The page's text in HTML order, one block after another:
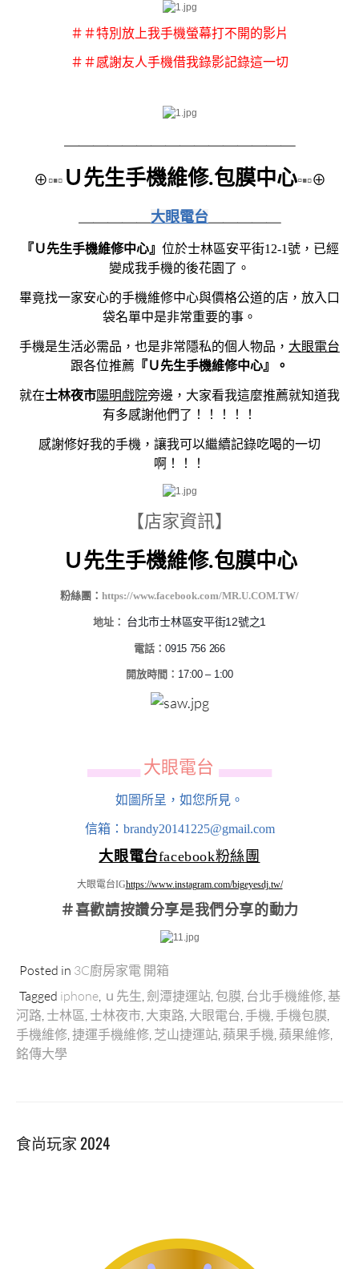
＃＃特別放上我手機螢幕打不開的影片
＃＃感謝友人手機借我錄影記錄這一切
⊕▫▪▫Ｕ先生手機維修.包膜中心▫▪▫⊕
大眼電台
『Ｕ先生手機維修中心』 位於士林區安平街12-1號，已經
變成我手機的後花園了。
畢竟找一家安心的手機維修中心與價格公道的店，放入口
袋名單中是非常重要的事。
手機是生活必需品，也是非常隱私的個人物品， 大眼電台
跟各位推薦 『Ｕ先生手機維修中心』。
就在士林夜市陽明戲院旁邊，大家看我這麼推薦就知道我
有多感謝他們了！！！！！
感謝修好我的手機，讓我可以繼續記錄吃喝的一切
啊！！！
【店家資訊】
Ｕ先生手機維修.包膜中心
粉絲團： https://www.facebook.com/MR.U.COM.TW/
地址： 台北市士林區安平街12號之1
電話：0915 756 266
開放時間： 17:00 – 1:00
▄▄▄▄▄▄ 大眼電台 ▄▄▄▄▄▄
如圖所呈，如您所見。
信箱：brandy20141225@gmail.com
大眼電台facebook粉絲團
大眼電台IGhttps://www.instagram.com/bigeyesdj.tw/
＃喜歡請按讚分享是我們分享的動力
Posted in 3C廚房家電 開箱
Tagged iphone ｕ先生 劍潭捷運站 包膜 台北手機維修 基
河路 士林區 士林夜市 大東路 大眼電台 手機 手機包膜
手機維修 捷運手機維修 芝山捷運站 蘋果手機 蘋果維修
銘傳大學
食尚玩家 2024